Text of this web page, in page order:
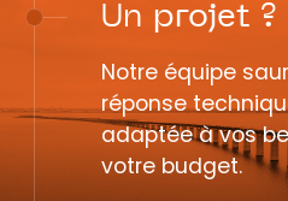
Un projet ?
Notre équipe
réponse
adaptée à vos
votre budget.